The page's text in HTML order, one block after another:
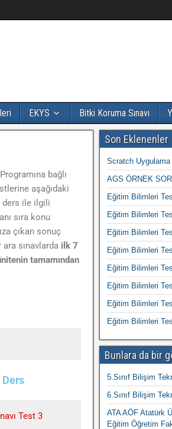
EKYS Bitki Koruma Sınavı
bağlı
aşağıdaki
ders ile ilgili
sıra konu
çıkan sonuç
sınavlarda ilk 7
tamamından
Ders
Test 3
Son Eklenenler
Scratch Uygulama
AGS ÖRNEK
Eğitim Bilimleri
Eğitim Bilimleri
Eğitim Bilimleri
Eğitim Bilimleri
Eğitim Bilimleri
Eğitim Bilimleri
Eğitim Bilimleri
Eğitim Bilimleri
Bunlara da bir
5.Sınıf Bilişim
6.Sınıf Bilişim
ATA AÖF Atatürk
Eğitim Öğretim